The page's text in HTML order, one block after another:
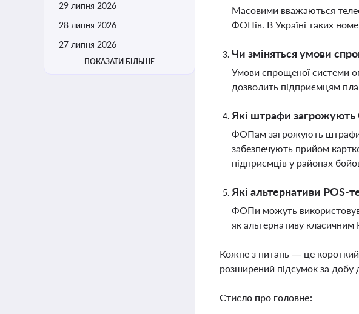
29 липня 2026
28 липня 2026
27 липня 2026
ПОКАЗАТИ БІЛЬШЕ
Масовими вважаються
ФОПів. В Україні таких
Чи зміняться умови
Умови спрощеної системи
дозволить підприємцям
Які штрафи загрожують
ФОПам загрожують штрафи
забезпечують прийом
підприємців у районах
Які альтернативи
ФОПи можуть
як альтернативу класичним
Кожне з питань — це короткий
розширений підсумок за добу
Стисло про головне: